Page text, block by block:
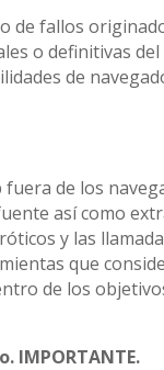
de fallos
o definitivas del
de
de los
así como
y las
que
de los
IMPORTANTE.